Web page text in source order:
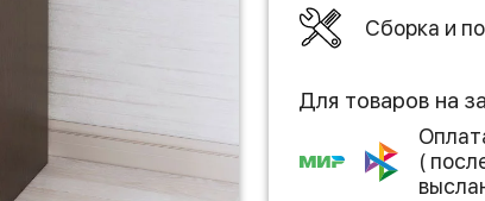
Сборка и
Для товаров на
(